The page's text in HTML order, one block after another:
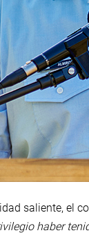
saliente, el
haber